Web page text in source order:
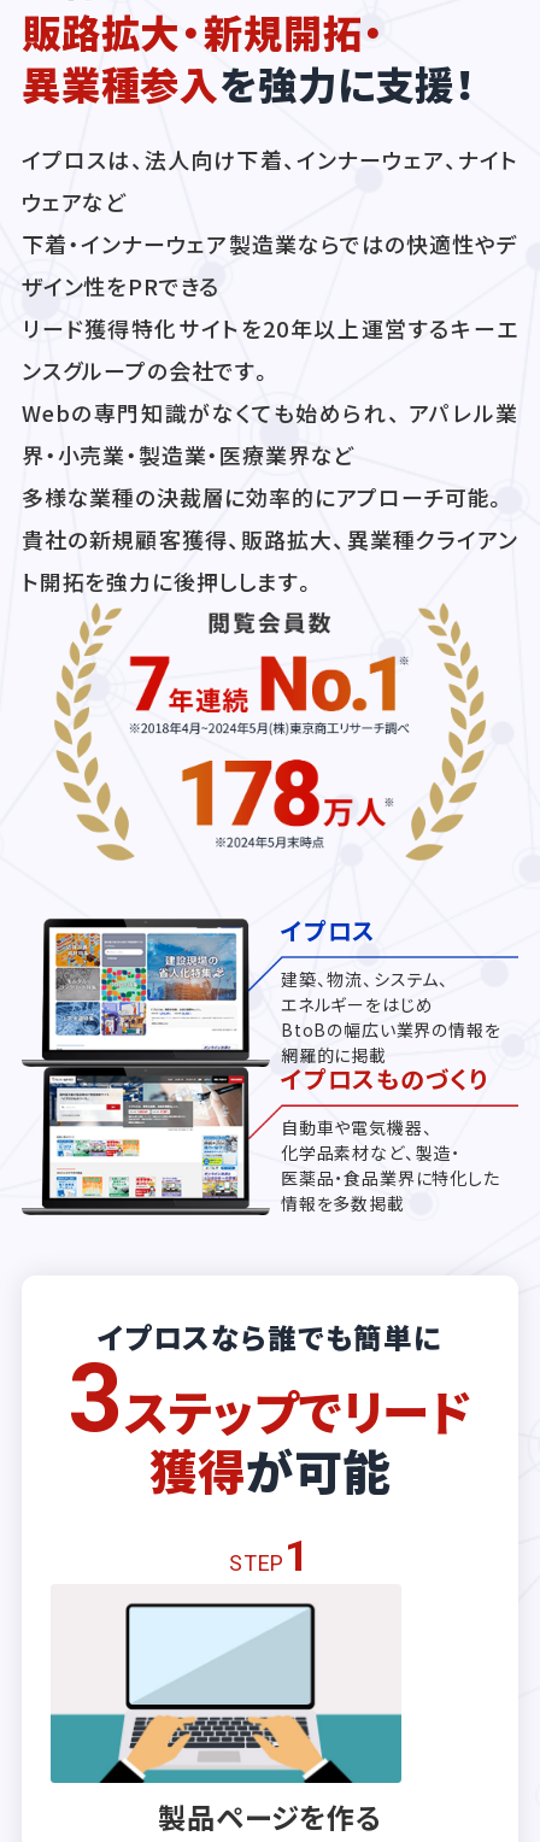
販路拡大・新規開拓・
異業種参入を強力に支援！
イプロスは、法人向け下着、インナーウェア、ナイト
ウェアなど
下着・インナーウェア製造業ならではの快適性やデ
ザイン性をPRできる
リード獲得特化サイトを20年以上運営するキーエ
ンスグループの会社です。
Webの専門知識がなくても始められ、 アパレル業
界・小売業・製造業・医療業界など
多様な業種の決裁層に効率的にアプローチ可能。
貴社の新規顧客獲得、販路拡大、異業種クライアン
ト開拓を強力に後押しします。
イプロス
建築、物流、システム、
エネルギーをはじめ
BtoBの幅広い業界の情報を
網羅的に掲載
イプロスものづくり
自動車や電気機器、
化学品素材など、製造・
医薬品・食品業界に特化した
情報を多数掲載
イプロスなら誰でも簡単に
3ステップでリード
獲得が可能
STEP 1
製品ページを作る